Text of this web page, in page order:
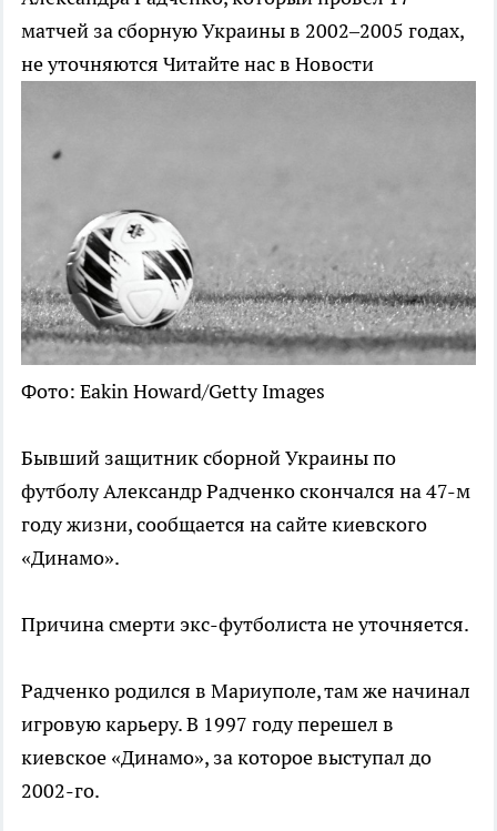
матчей за сборную Украины в 2002–2005 годах,
не уточняются Читайте нас в Новости
Фото: Eakin Howard/Getty Images
Бывший защитник сборной Украины по
футболу Александр Радченко скончался на 47-м
году жизни, сообщается на сайте киевского
«Динамо».
Причина смерти экс-футболиста не уточняется.
Радченко родился в Мариуполе, там же начинал
игровую карьеру. В 1997 году перешел в
киевское «Динамо», за которое выступал до
2002-го.